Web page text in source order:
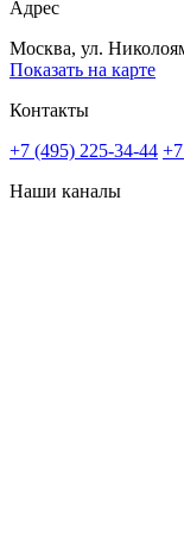
Адрес
Москва, ул.
Показать на карте
Контакты
+7 (495) 225-34-44
Наши каналы